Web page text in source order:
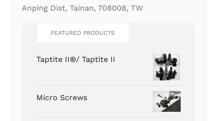
Anping Dist, Tainan, 708008, TW
FEATURED PRODUCTS
Taptite II®/ Taptite II
Micro Screws